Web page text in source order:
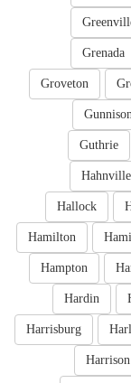
Grenada
Groveton
Guthrie
Hahnville
Hallock
Hamilton
Hampton
Hardin
Harrisburg
Harrison